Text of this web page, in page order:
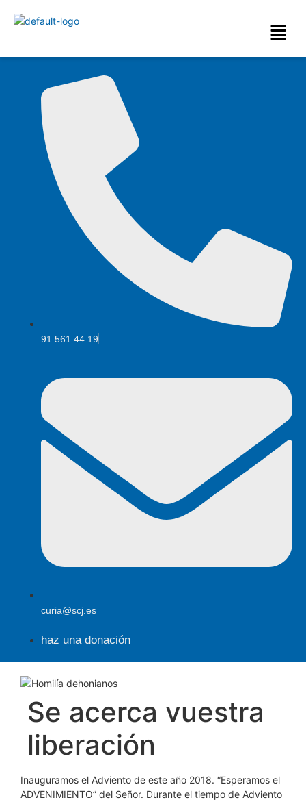
91 561 44 19
curia@scj.es
haz una donación
Se acerca vuestra
liberación
Inauguramos el Adviento de este año 2018. “Esperamos el
ADVENIMIENTO” del Señor. Durante el tiempo de Adviento